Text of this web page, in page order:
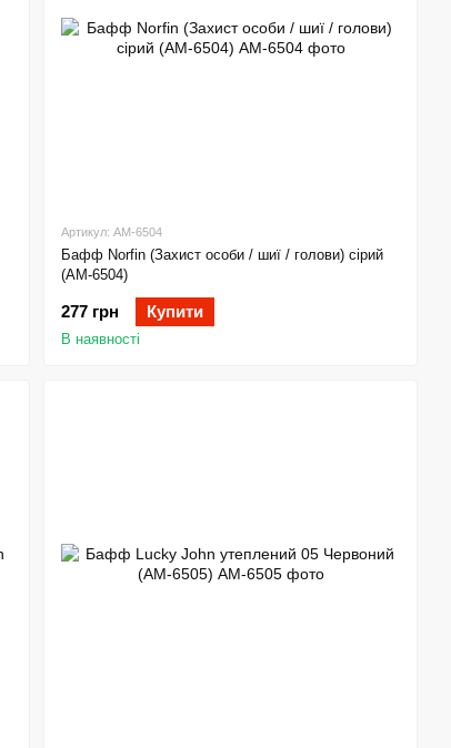
Артикул: AM-6504
Бафф Norfin (Захист особи / шиї / голови) сірий
(AM-6504)
277 грн Купити
В наявності